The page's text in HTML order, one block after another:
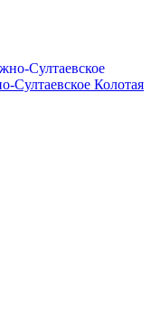
Султаевское Колотая